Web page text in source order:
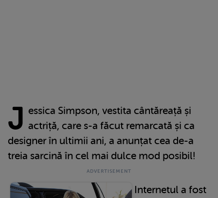
J essica Simpson, vestita cântăreață și
actriță, care s-a făcut remarcată și ca
designer în ultimii ani, a anunțat cea de-a
treia sarcină în cel mai dulce mod posibil!
Internetul a fost